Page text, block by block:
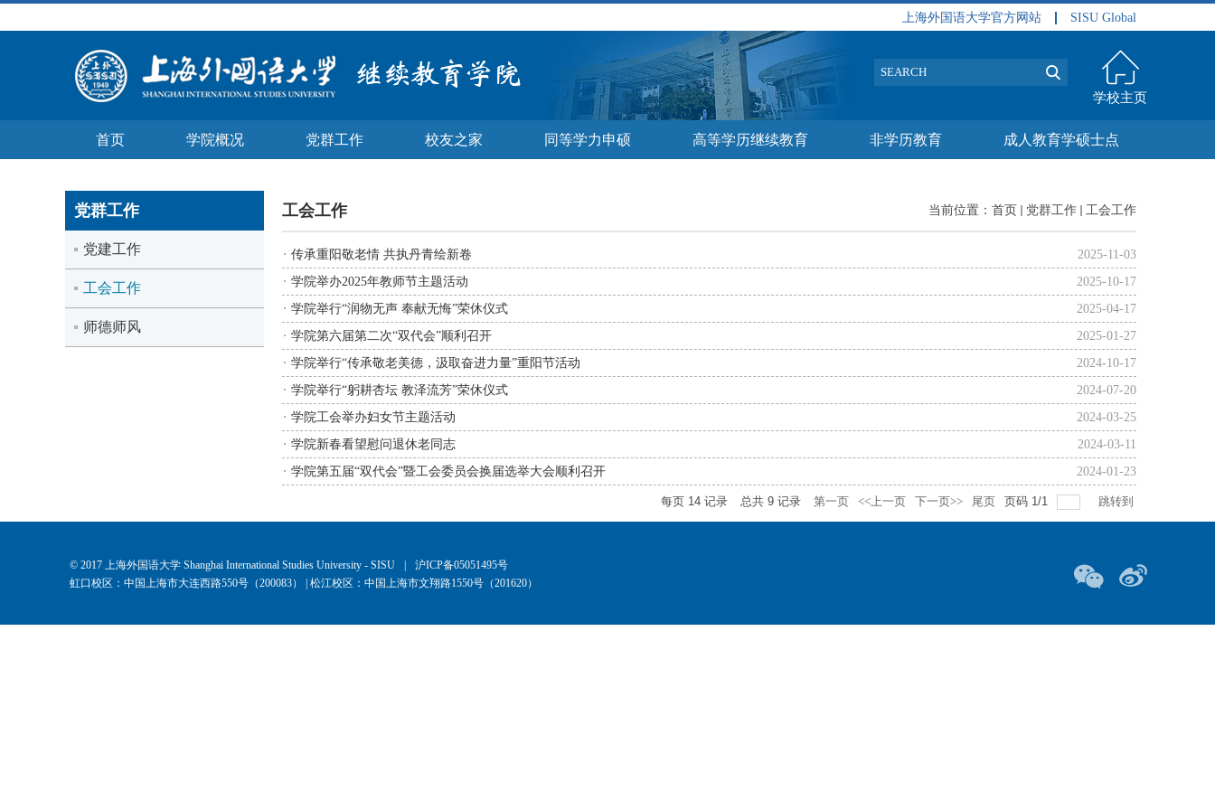
上海外国语大学官方网站 SISU Global
学校主页
首页 学院概况 党群工作 校友之家 同等学力申硕 高等学历继续教育 非学历教育 成人教育学硕士点
党群工作
党建工作
工会工作
师德师风
工会工作 当前位置： 首页 党群工作 工会工作
传承重阳敬老情 共执丹青绘新卷
2025-11-03
学院举办2025年教师节主题活动
2025-10-17
学院举行“润物无声 奉献无悔”荣休仪式
2025-04-17
学院第六届第二次“双代会”顺利召开
2025-01-27
学院举行“传承敬老美德，汲取奋进力量”重阳节活动
2024-10-17
学院举行“躬耕杏坛 教泽流芳”荣休仪式
2024-07-20
学院工会举办妇女节主题活动
2024-03-25
学院新春看望慰问退休老同志
2024-03-11
学院第五届“双代会”暨工会委员会换届选举大会顺利召开
2024-01-23
每页 14 记录 总共 9 记录 第一页 <<上一页 下一页>> 尾页 页码 1/1 跳转到
© 2017 上海外国语大学 Shanghai International Studies University - SISU
沪ICP备05051495号
虹口校区：中国上海市大连西路550号（200083） | 松江校区：中国上海市文翔路1550号（201620）